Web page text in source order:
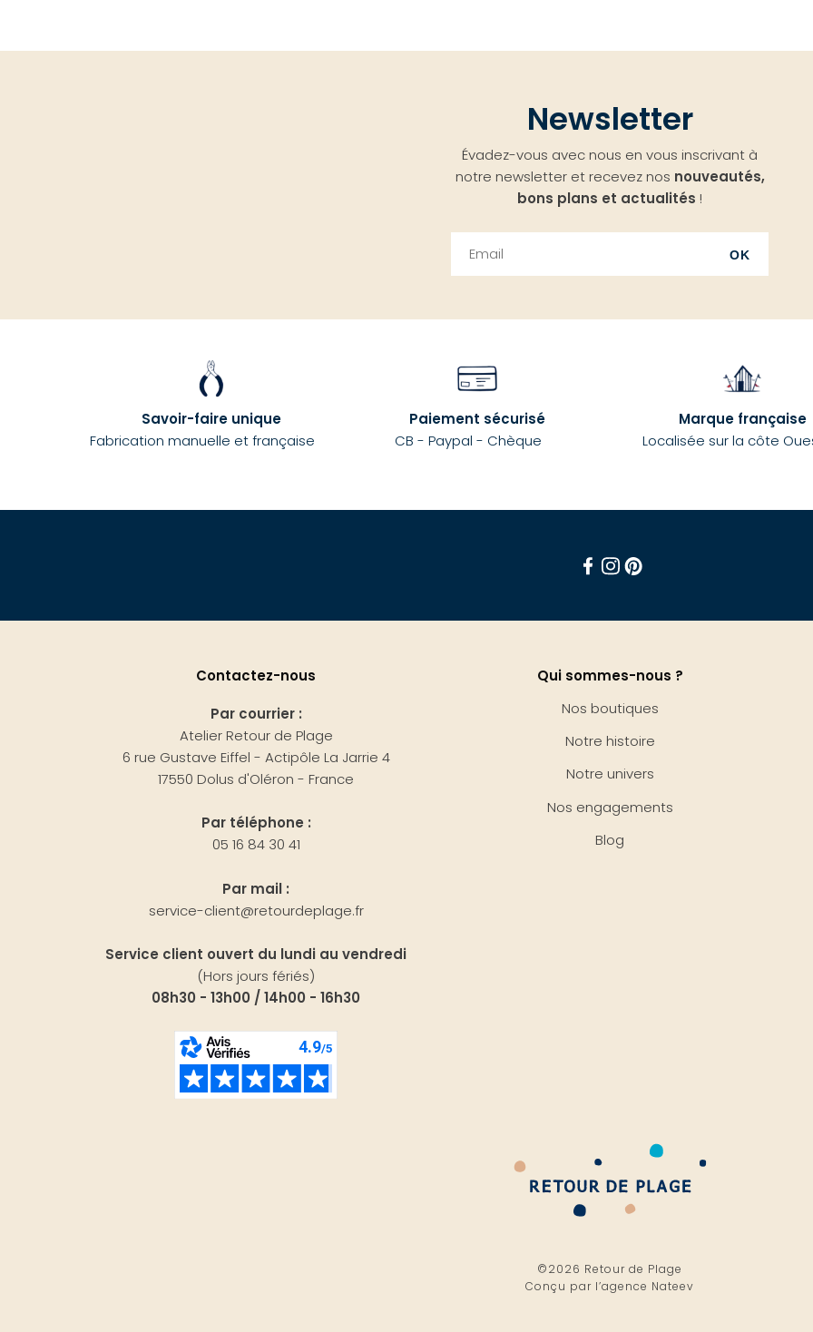
Newsletter
Évadez-vous avec nous en vous inscrivant à
notre newsletter et recevez nos nouveautés,
bons plans et actualités !
OK
Savoir-faire unique
Fabrication manuelle et française
Paiement sécurisé
CB - Paypal - Chèque
Marque française
Localisée sur la côte
Contactez-nous
Par courrier :
Atelier Retour de Plage
6 rue Gustave Eiffel - Actipôle La Jarrie 4
17550 Dolus d'Oléron - France
Par téléphone :
05 16 84 30 41
Par mail :
service-client@retourdeplage.fr
Service client ouvert du lundi au vendredi
(Hors jours fériés)
08h30 - 13h00 / 14h00 - 16h30
Qui sommes-nous ?
Nos boutiques
Notre histoire
Notre univers
Nos engagements
Blog
©2026 Retour de Plage
Conçu par l’agence Nateev